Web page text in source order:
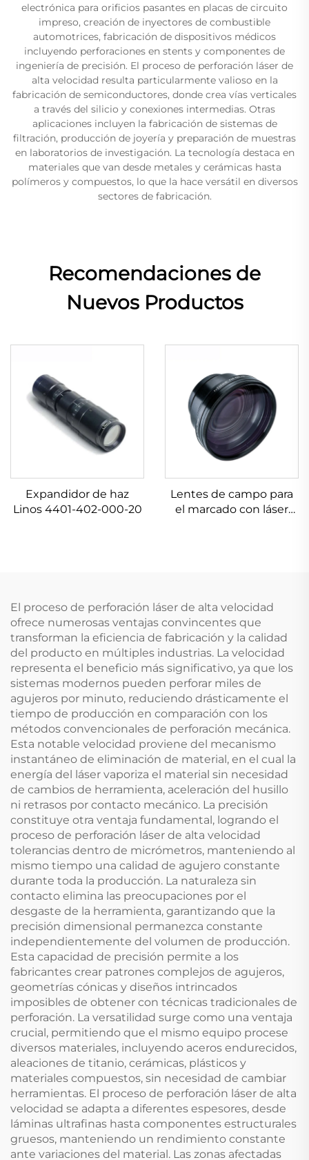
electrónica para orificios pasantes en placas de circuito
impreso, creación de inyectores de combustible
automotrices, fabricación de dispositivos médicos
incluyendo perforaciones en stents y componentes de
ingeniería de precisión. El proceso de perforación láser de
alta velocidad resulta particularmente valioso en la
fabricación de semiconductores, donde crea vías verticales
a través del silicio y conexiones intermedias. Otras
aplicaciones incluyen la fabricación de sistemas de
filtración, producción de joyería y preparación de muestras
en laboratorios de investigación. La tecnología destaca en
materiales que van desde metales y cerámicas hasta
polímeros y compuestos, lo que la hace versátil en diversos
sectores de fabricación.
Recomendaciones de
Nuevos Productos
Expandidor de haz
Linos 4401-402-000-20
Lentes de campo para
el marcado con láser
El proceso de perforación láser de alta velocidad
ofrece numerosas ventajas convincentes que
transforman la eficiencia de fabricación y la calidad
del producto en múltiples industrias. La velocidad
representa el beneficio más significativo, ya que los
sistemas modernos pueden perforar miles de
agujeros por minuto, reduciendo drásticamente el
tiempo de producción en comparación con los
métodos convencionales de perforación mecánica.
Esta notable velocidad proviene del mecanismo
instantáneo de eliminación de material, en el cual la
energía del láser vaporiza el material sin necesidad
de cambios de herramienta, aceleración del husillo
ni retrasos por contacto mecánico. La precisión
constituye otra ventaja fundamental, logrando el
proceso de perforación láser de alta velocidad
tolerancias dentro de micrómetros, manteniendo al
mismo tiempo una calidad de agujero constante
durante toda la producción. La naturaleza sin
contacto elimina las preocupaciones por el
desgaste de la herramienta, garantizando que la
precisión dimensional permanezca constante
independientemente del volumen de producción.
Esta capacidad de precisión permite a los
fabricantes crear patrones complejos de agujeros,
geometrías cónicas y diseños intrincados
imposibles de obtener con técnicas tradicionales de
perforación. La versatilidad surge como una ventaja
crucial, permitiendo que el mismo equipo procese
diversos materiales, incluyendo aceros endurecidos,
aleaciones de titanio, cerámicas, plásticos y
materiales compuestos, sin necesidad de cambiar
herramientas. El proceso de perforación láser de alta
velocidad se adapta a diferentes espesores, desde
láminas ultrafinas hasta componentes estructurales
gruesos, manteniendo un rendimiento constante
ante variaciones del material. Las zonas afectadas